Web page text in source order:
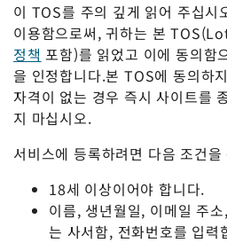
이 TOS를 주의 깊게 읽어 주십시
이용함으로써, 귀하는 본
정책 포함)를 읽었고 이에 동의함
을 인정합니다.본 TOS에 동의하
자격이 없는 경우 즉시 사이트를
지 마십시오.
서비스에 등록하려면 다음 조건
18세 이상이어야 합니다.
이름, 생년월일, 이메일 주
는 사서함, 전화번호를 입력